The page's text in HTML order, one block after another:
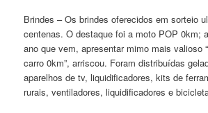
Brindes – Os brindes oferecidos em sorteio
centenas. O destaque foi a moto POP 0km;
ano que vem, apresentar mimo mais valioso
carro 0km”, arriscou. Foram distribuídas
aparelhos de tv, liquidificadores, kits de
rurais, ventiladores, liquidificadores e